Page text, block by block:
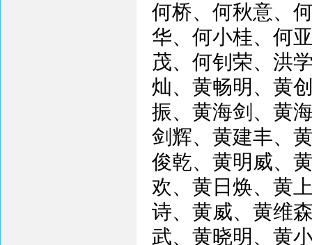
何桥、何秋意、
华、何小桂、何
茂、何钊荣、洪
灿、黄畅明、黄
振、黄海剑、黄
剑辉、黄建丰、
俊乾、黄明威、
欢、黄日焕、黄
诗、黄威、黄维
武、黄晓明、黄